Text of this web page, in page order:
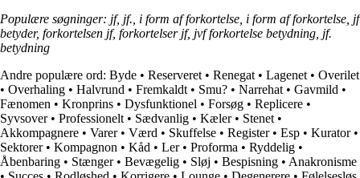
Populære søgninger: jf, jf., i form af forkortelse, i form af forkortelse, jf
betyder, forkortelsen jf, forkortelser jf, jvf forkortelse betydning, jf.
betydning
Andre populære ord: Byde • Reserveret • Renegat • Lagenet • Overilet
• Overhaling • Halvrund • Fremkaldt • Smu? • Narrehat • Gavmild •
Fænomen • Kronprins • Dysfunktionel • Forsøg • Replicere •
Syvsover• Professionelt • Sædvanlig • Kæler• Stenet •
Akkompagnere • Varer• Værd • Skuffelse • Register• Esp • Kurator•
Sektorer• Kompagnon • Kåd • Ler• Proforma • Ryddelig •
Åbenbaring • Stænger• Bevægelig • Sløj • Bespisning • Anakronisme